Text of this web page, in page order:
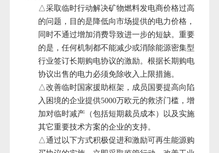
△采取临时行动解决矿物燃料发电商价格过高
的问题，目的是降低向市场提供的电力价格，
同时不通过增加消费导致进一步的短缺。重要
的是，任何机制都不能减少或消除能源密集型
行业签订长期购电协议的激励。根据长期购电
协议出售的电力必须免除收入上限措施。
△改善临时国家援助框架，成员国要提高向陷
入困境的企业提供5000万欧元的救济门槛，增
加对临时减产（包括短期裁员成本）以及实施
其它重要技术方案的企业的支持。
△通过以下方式积极促进和激励可再生能源购